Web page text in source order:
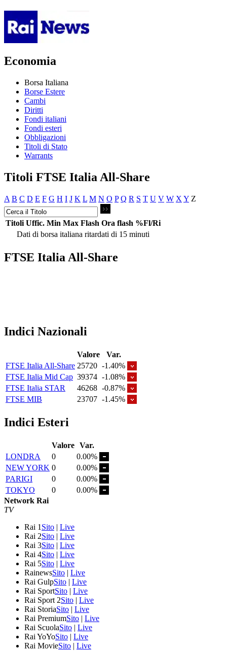
Economia
Borsa Italiana
Borse Estere
Cambi
Diritti
Fondi italiani
Fondi esteri
Obbligazioni
Titoli di Stato
Warrants
Titoli FTSE Italia All-Share
A B C D E F G H I J K L M N O P Q R S T U V W X Y Z
Titoli Uffic. Min Max Flash Ora flash %Fl/Ri
Dati di borsa italiana ritardati di 15 minuti
FTSE Italia All-Share
Indici Nazionali
Valore
Var.
FTSE Italia All-Share 25720 -1.40%
FTSE Italia Mid Cap 39374 -1.08%
FTSE Italia STAR
46268 -0.87%
FTSE MIB
23707 -1.45%
Indici Esteri
Valore Var.
LONDRA
0
0.00%
NEW YORK 0
0.00%
PARIGI
0
0.00%
TOKYO
0
0.00%
Network Rai
TV
Rai 1 Sito | Live
Rai 2Sito | Live
Rai 3Sito | Live
Rai 4Sito | Live
Rai 5Sito | Live
RainewsSito | Live
Rai GulpSito | Live
Rai SportSito | Live
Rai Sport 2Sito | Live
Rai StoriaSito | Live
Rai PremiumSito | Live
Rai ScuolaSito | Live
Rai YoYoSito | Live
Rai MovieSito | Live